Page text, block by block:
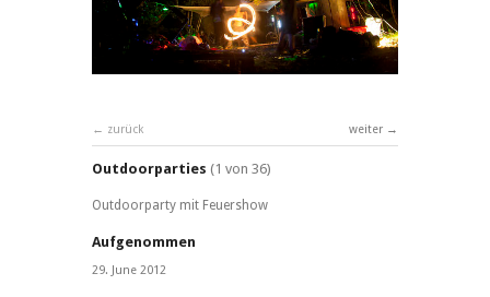
weiter
zurück
Outdoorparties (1 von 36)
Outdoorparty mit Feuershow
Aufgenommen
29. June 2012